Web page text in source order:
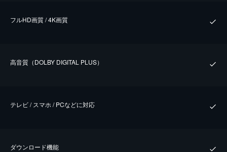
フルHD画質 / 4K画質
⾼⾳質（DOLBY DIGITAL PLUS）
テレビ / スマホ / PCなどに対応
ダウンロード機能